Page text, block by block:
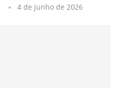
4 de junho de 2026